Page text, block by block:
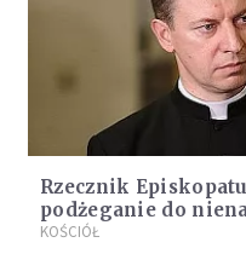
Rzecznik
podżeganie do
mieści się w
KOŚCIÓŁ